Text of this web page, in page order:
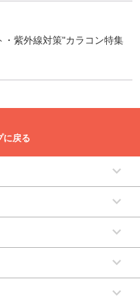
・紫外線対策"カラコン特集
に戻る